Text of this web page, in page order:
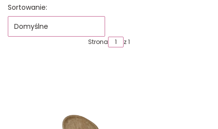
Lista produktów
Sortowanie:
Domyślne
Strona z 1